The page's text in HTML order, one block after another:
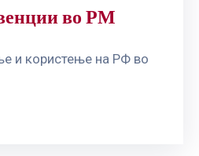
во РМ
и користење на РФ во